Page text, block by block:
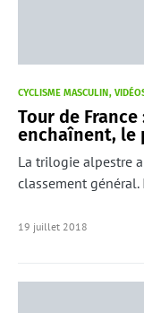
CYCLISME MASCULIN
Tour de
enchaînent, le
La trilogie alpestre
classement
19 juillet 2018